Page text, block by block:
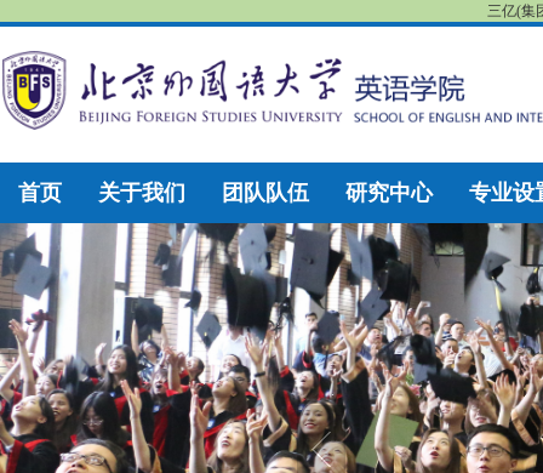
三亿(集
首页 关于我们 团队队伍 研究中心 专业设